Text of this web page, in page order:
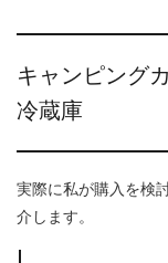
キャンピング
冷蔵庫
実際に私が購入を検
介します。